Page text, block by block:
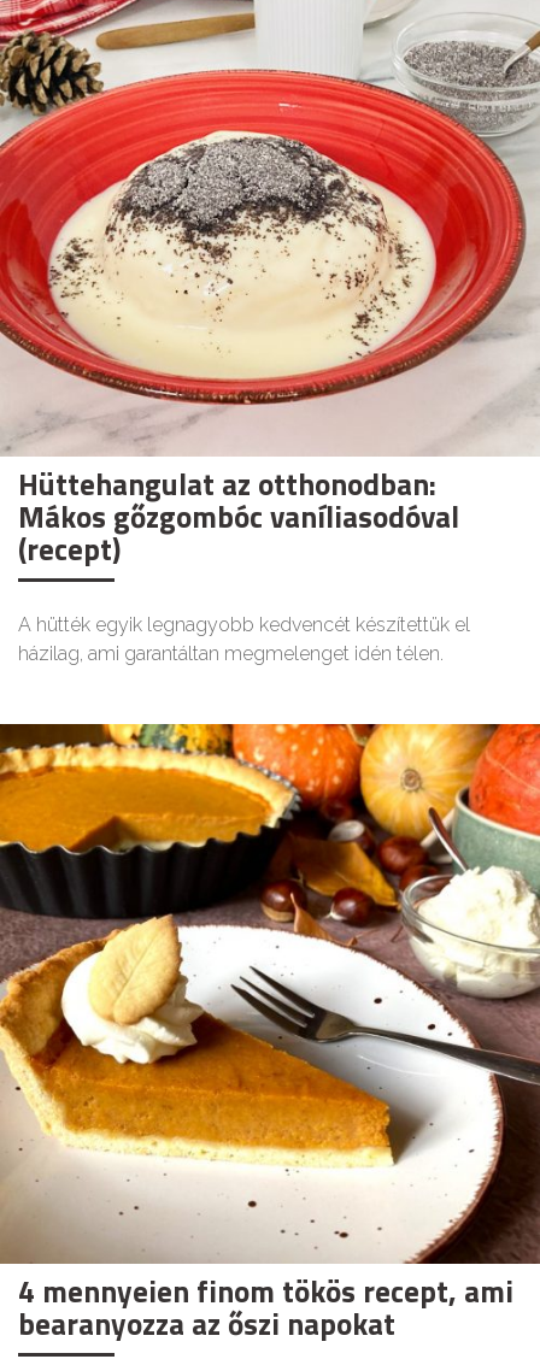
Hüttehangulat az otthonodban:
Mákos gőzgombóc vaníliasodóval
(recept)
A hütték egyik legnagyobb kedvencét készítettük el
házilag, ami garantáltan megmelenget idén télen.
4 mennyeien finom tökös recept, ami
bearanyozza az őszi napokat